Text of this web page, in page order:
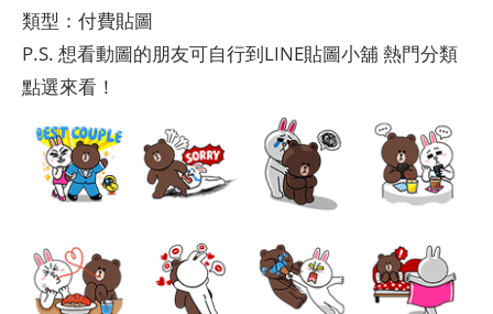
類型：付費貼圖
P.S. 想看動圖的朋友可自行到LINE貼圖小舖 熱門分類
點選來看！